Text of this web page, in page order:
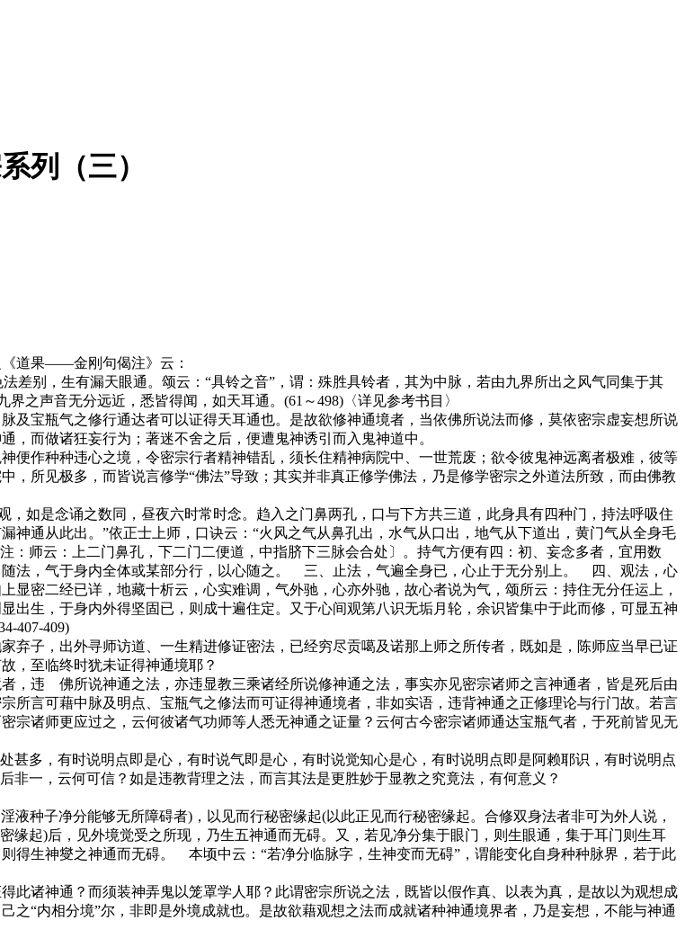
列（三）
道果——金刚句偈注》云：
别，生有漏天眼通。颂云：“具铃之音”，谓：殊胜具铃者，其为中脉，若由九界所出之风气同集于其
之声音无分远近，悉皆得闻，如天耳通。(61～498)〈详见参考书目〉
宝瓶气之修行通达者可以证得天耳通也。是故欲修神通境者，当依佛所说法而修，莫依密宗虚妄想所说
而做诸狂妄行为；著迷不舍之后，便遭鬼神诱引而入鬼神道中。
作种种违心之境，令密宗行者精神错乱，须长住精神病院中、一世荒废；欲令彼鬼神远离者极难，彼等
所见极多，而皆说言修学“佛法”导致；其实并非真正修学佛法，乃是修学密宗之外道法所致，而由佛教
是念诵之数同，昼夜六时常时念。趋入之门鼻两孔，口与下方共三道，此身具有四种门，持法呼吸住
神通从此出。”依正士上师，口诀云：“火风之气从鼻孔出，水气从口出，地气从下道出，黄门气从全身毛
：师云：上二门鼻孔，下二门二便道，中指脐下三脉会合处〕。持气方便有四：初、妄念多者，宜用数
法，气于身内全体或某部分行，以心随之。 三、止法，气遍全身已，心止于无分别上。 四、观法，心
密二经已详，地藏十析云，心实难调，气外驰，心亦外驰，故心者说为气，颂所云：持住无分任运上，
生，于身内外得坚固已，则成十遍住定。又于心间观第八识无垢月轮，余识皆集中于此而修，可显五神
407-409)
子，出外寻师访道、一生精进修证密法，已经穷尽贡噶及诺那上师之所传者，既如是，陈师应当早已证
，至临终时犹未证得神通境耶？
违 佛所说神通之法，亦违显教三乘诸经所说修神通之法，事实亦见密宗诸师之言神通者，皆是死后由
所言可藉中脉及明点、宝瓶气之修法而可证得神通境者，非如实语，违背神通之正修理论与行门故。若言
宗诸师更应过之，云何彼诸气功师等人悉无神通之证量？云何古今密宗诸师通达宝瓶气者，于死前皆见无
多，有时说明点即是心，有时说气即是心，有时说觉知心是心，有时说明点即是阿赖耶识，有时说明点
一，云何可信？如是违教背理之法，而言其法是更胜妙于显教之究竟法，有何意义？
种子净分能够无所障碍者)，以见而行秘密缘起(以此正见而行秘密缘起。合修双身法者非可为外人说，
缘起)后，见外境觉受之所现，乃生五神通而无碍。又，若见净分集于眼门，则生眼通，集于耳门则生耳
得生神燮之神通而无碍。 本顷中云：“若净分临脉字，生神变而无碍”，谓能变化自身种种脉界，若于此
诸神通？而须装神弄鬼以笼罩学人耶？此谓密宗所说之法，既皆以假作真、以表为真，是故以为观想成
“内相分境”尔，非即是外境成就也。是故欲藉观想之法而成就诸种神通境界者，乃是妄想，不能与神通